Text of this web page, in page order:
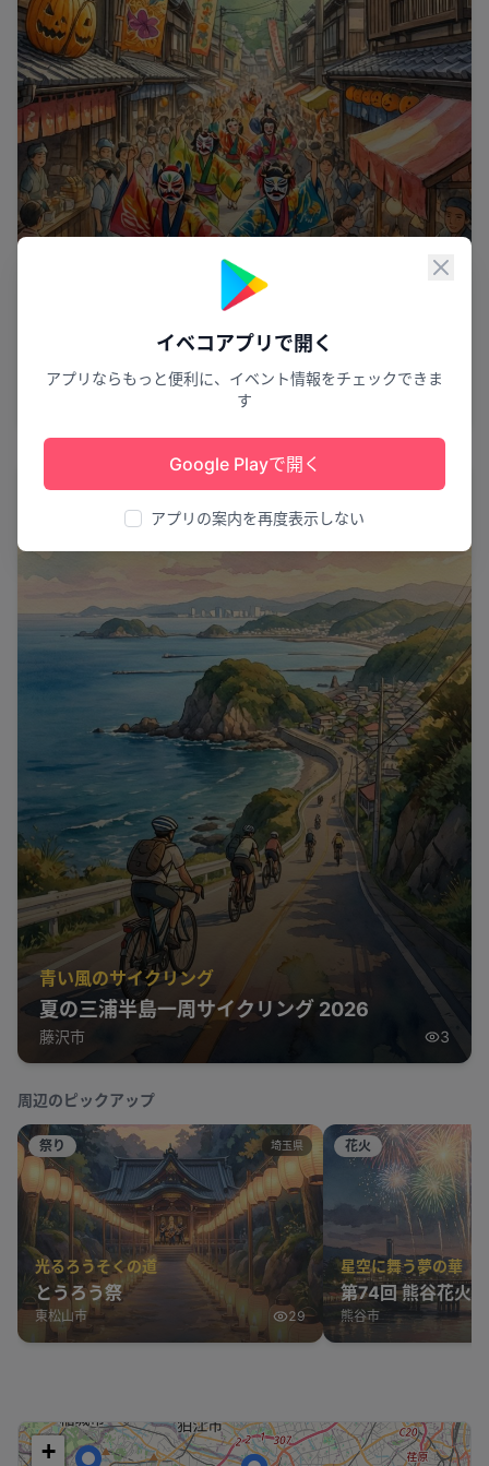
閉じ
イベコアプリで開く
アプリならもっと便利に、イベント情報をチェックできま
す
Google Playで開く
アプリの案内を再度表示しない
ひょうたんの夢大パレード
第40回大井よさこいひょうたん祭
スポーツ
青い風のサイクリング
夏の三浦半島一周サイクリング 2026
藤沢市 3
周辺のピックアップ
祭り 埼玉県
光るろうそくの道
とうろう祭
東松山市 29
花火
星空に舞う夢の華
第74回 熊谷花火
熊谷市
+